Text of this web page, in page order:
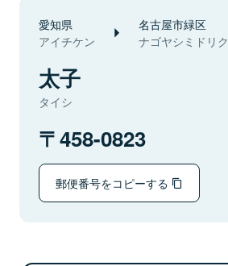
愛知県
アイチケン
名古屋市緑区
ナゴヤシミドリク
太子
タイシ
458-0823
郵便番号をコピーする